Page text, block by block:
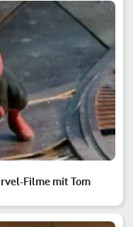
Filme mit Tom